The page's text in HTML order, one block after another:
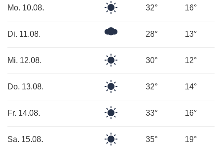
Mo. 10.08. 32° 16°
Di. 11.08. 28° 13°
Mi. 12.08. 30° 12°
Do. 13.08. 32° 14°
Fr. 14.08. 33° 16°
Sa. 15.08. 35° 19°